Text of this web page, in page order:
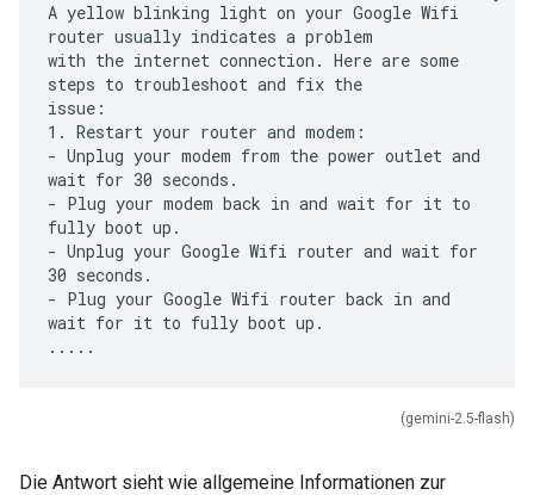
A yellow blinking light on your Google Wifi
router usually indicates a problem
with the internet connection. Here are some
steps to troubleshoot and fix the
issue:
1. Restart your router and modem:
- Unplug your modem from the power outlet and
wait for 30 seconds.
- Plug your modem back in and wait for it to
fully boot up.
- Unplug your Google Wifi router and wait for
30 seconds.
- Plug your Google Wifi router back in and
wait for it to fully boot up.
(gemini-2.5-flash)
Die Antwort sieht wie allgemeine Informationen zur